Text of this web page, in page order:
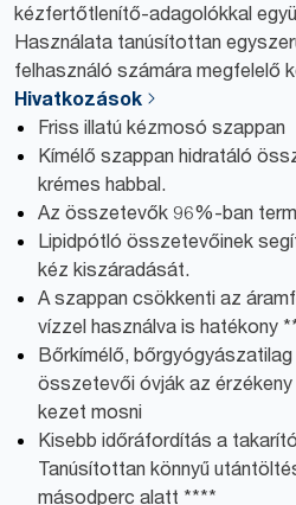
kézfertőtlenítő-adagolókkal
Használata tanúsítottan
felhasználó számára megfelelő
Hivatkozások
Friss illatú kézmosó szappan
Kímélő szappan hidratáló
krémes habbal.
Az összetevők 96%-ban
Lipidpótló összetevőinek
kéz kiszáradását.
A szappan csökkenti az
vízzel használva is hatékony
Bőrkímélő,
összetevői óvják az érzékeny
kezet mosni
Kisebb időráfordítás a
Tanúsítottan könnyű
másodperc alatt ****